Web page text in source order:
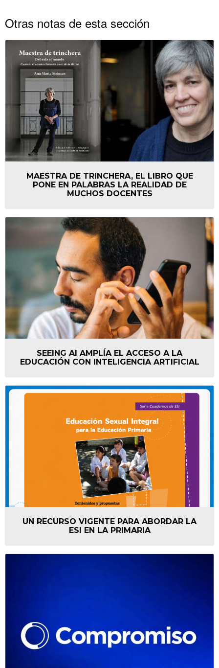
Otras notas de esta sección
MAESTRA DE TRINCHERA, EL LIBRO QUE
PONE EN PALABRAS LA REALIDAD DE
MUCHOS DOCENTES
SEEING AI AMPLÍA EL ACCESO A LA
EDUCACIÓN CON INTELIGENCIA ARTIFICIAL
UN RECURSO VIGENTE PARA ABORDAR LA
ESI EN LA PRIMARIA